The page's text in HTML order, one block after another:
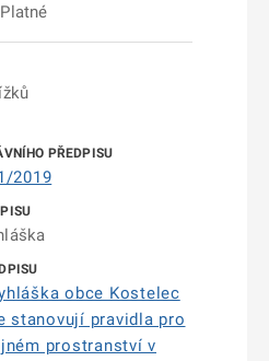
Platné
2019
obce Kostelec
stanovují pravidla pro
prostranství v